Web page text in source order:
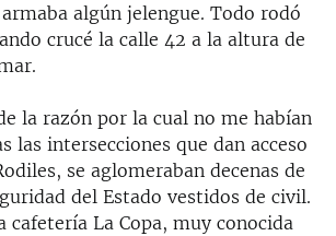
algún jelengue. Todo rodó
crucé la calle 42 a la altura de
la razón por la cual no me habían
las intersecciones que dan acceso
se aglomeraban decenas de
del Estado vestidos de civil.
cafetería La Copa, muy conocida